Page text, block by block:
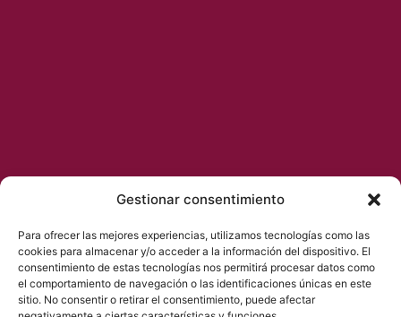
Gestionar consentimiento
Para ofrecer las mejores experiencias, utilizamos tecnologías como las
cookies para almacenar y/o acceder a la información del dispositivo. El
consentimiento de estas tecnologías nos permitirá procesar datos como
el comportamiento de navegación o las identificaciones únicas en este
sitio. No consentir o retirar el consentimiento, puede afectar